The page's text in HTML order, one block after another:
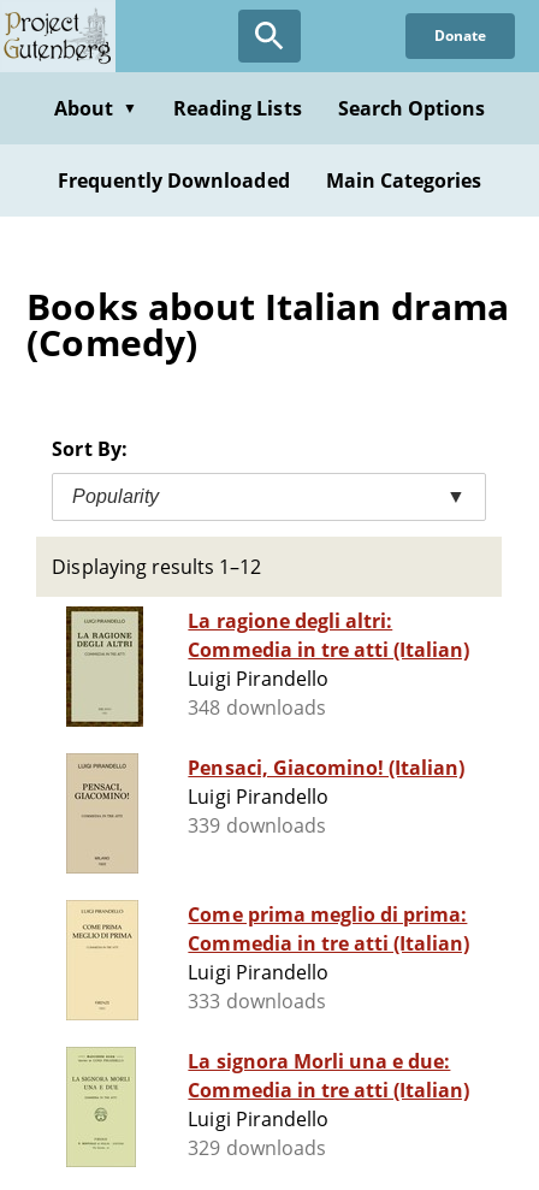
Skip
to
content
Donate
About ▼ Reading Lists Search Options
Frequently Downloaded Main Categories
Books about Italian drama
(Comedy)
Sort By:
Popularity ▼
Displaying results 1–12
La ragione degli altri:
Commedia in tre atti (Italian)
Luigi Pirandello
348 downloads
Pensaci, Giacomino! (Italian)
Luigi Pirandello
339 downloads
Come prima meglio di prima:
Commedia in tre atti (Italian)
Luigi Pirandello
333 downloads
La signora Morli una e due:
Commedia in tre atti (Italian)
Luigi Pirandello
329 downloads